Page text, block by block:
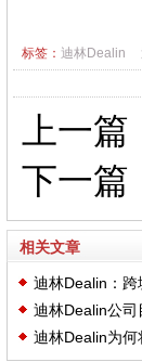
标签： 迪林Dealin
上一
下一篇
相关文章
迪林Dealin：
迪林Dealin公
迪林Dealin为何